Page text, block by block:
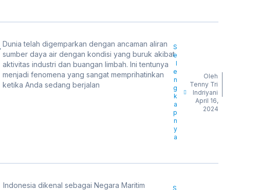
Dunia telah digemparkan dengan ancaman aliran
sumber daya air dengan kondisi yang buruk akibat
aktivitas industri dan buangan limbah. Ini tentunya
menjadi fenomena yang sangat memprihatinkan
ketika Anda sedang berjalan
S
e
l
e
n
g
k
a
p
n
y
a
Oleh
Tenny Tri
Indriyani
April 16,
2024
Indonesia dikenal sebagai Negara Maritim
S